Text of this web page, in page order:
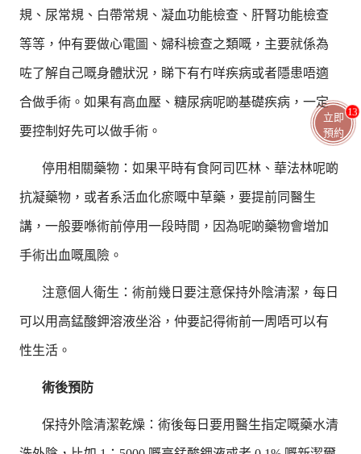
規、尿常規、白帶常規、凝血功能檢查、肝腎功能檢查
等等，仲有要做心電圖、婦科檢查之類嘅，主要就係為
咗了解自己嘅身體狀況，睇下有冇咩疾病或者隱患唔適
合做手術。如果有高血壓、糖尿病呢啲基礎疾病，一定
要控制好先可以做手術。
停用相關藥物：如果平時有食阿司匹林、華法林呢啲
抗凝藥物，或者系活血化瘀嘅中草藥，要提前同醫生
講，一般要喺術前停用一段時間，因為呢啲藥物會增加
手術出血嘅風險。
注意個人衛生：術前幾日要注意保持外陰清潔，每日
可以用高錳酸鉀溶液坐浴，仲要記得術前一周唔可以有
性生活。
術後預防
保持外陰清潔乾燥：術後每日要用醫生指定嘅藥水清
立即
預約
13